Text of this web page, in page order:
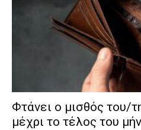
Φτάνει ο μισθός του/
μέχρι το τέλος του